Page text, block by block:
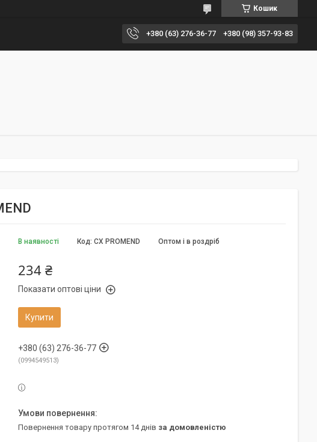
Кошик
+380 (63) 276-36-77 +380 (98) 357-93-83
В наявності Оптом і в роздріб
Код: СХ PROMEND
234 ₴
Показати оптові ціни
Купити
+380 (63) 276-36-77
0994549513
повернення товару протягом 14 днів за домовленістю